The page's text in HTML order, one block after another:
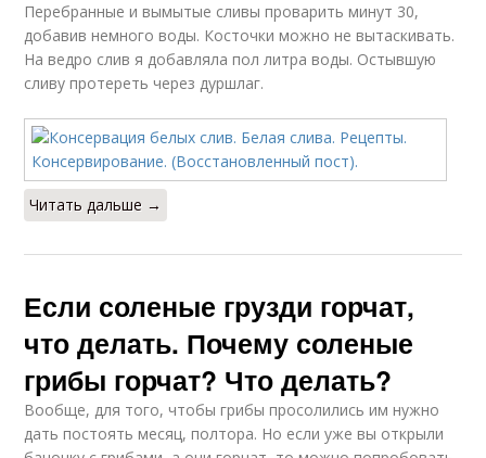
Перебранные и вымытые сливы проварить минут 30,
добавив немного воды. Косточки можно не вытаскивать.
На ведро слив я добавляла пол литра воды. Остывшую
сливу протереть через дуршлаг.
Читать дальше →
Если соленые грузди горчат,
что делать. Почему соленые
грибы горчат? Что делать?
Вообще, для того, чтобы грибы просолились им нужно
дать постоять месяц, полтора. Но если уже вы открыли